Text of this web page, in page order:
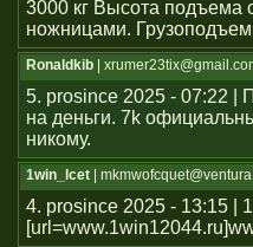
3000 кг Высота
ножницами.
Ronaldkib |
5. prosince 2025 - 07:22 |
на деньги. 7k
никому.
1win_lcet |
4. prosince 2025 - 13:15 |